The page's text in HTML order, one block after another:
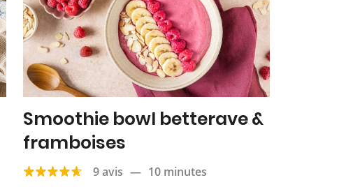
Smoothie bowl betterave &
framboises
9 avis — 10 minutes